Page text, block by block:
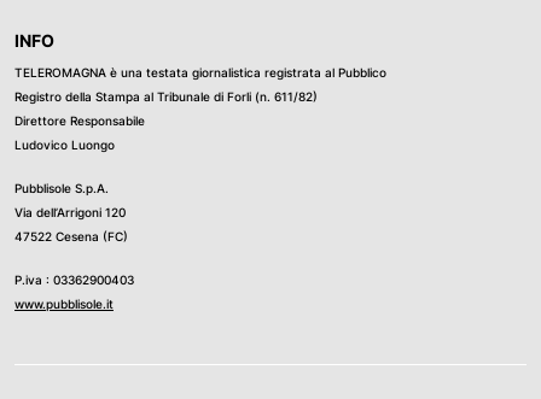
INFO
TELEROMAGNA è una testata giornalistica registrata al Pubblico
Registro della Stampa al Tribunale di Forli (n. 611/82)
Direttore Responsabile
Ludovico Luongo
Pubblisole S.p.A.
Via dell’Arrigoni 120
47522 Cesena (FC)
P.iva : 03362900403
www.pubblisole.it